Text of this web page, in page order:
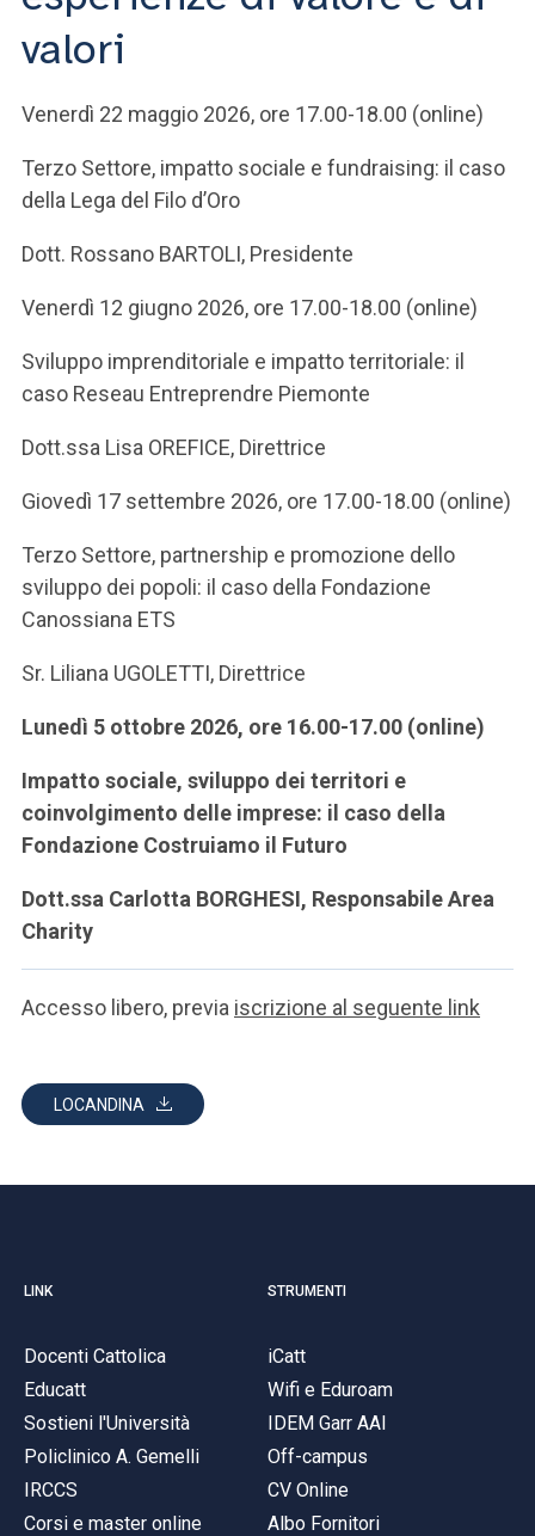
SEI UN DOCENTE O UN MEMBRO DELLO STAFF
ACCEDI A CLOUDMAIL
valori
Venerdì 22 maggio 2026, ore 17.00-18.00 (online)
Terzo Settore, impatto sociale e fundraising: il caso
della Lega del Filo d’Oro
Dott. Rossano BARTOLI, Presidente
Venerdì 12 giugno 2026, ore 17.00-18.00 (online)
Sviluppo imprenditoriale e impatto territoriale: il
caso Reseau Entreprendre Piemonte
Dott.ssa Lisa OREFICE, Direttrice
Giovedì 17 settembre 2026, ore 17.00-18.00 (online)
Terzo Settore, partnership e promozione dello
sviluppo dei popoli: il caso della Fondazione
Canossiana ETS
Sr. Liliana UGOLETTI, Direttrice
Lunedì 5 ottobre 2026, ore 16.00-17.00 (online)
Impatto sociale, sviluppo dei territori e
coinvolgimento delle imprese: il caso della
Fondazione Costruiamo il Futuro
Dott.ssa Carlotta BORGHESI, Responsabile Area
Charity
Accesso libero, previa iscrizione al seguente link
LOCANDINA
LINK
Docenti Cattolica
Educatt
Sostieni l'Università
Policlinico A. Gemelli
IRCCS
Corsi e master online
STRUMENTI
iCatt
Wifi e Eduroam
IDEM Garr AAI
Off-campus
CV Online
Albo Fornitori